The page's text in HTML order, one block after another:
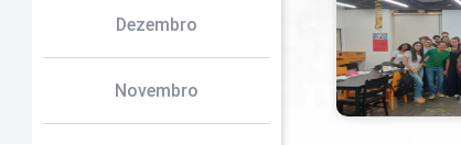
Dezembro
Novembro